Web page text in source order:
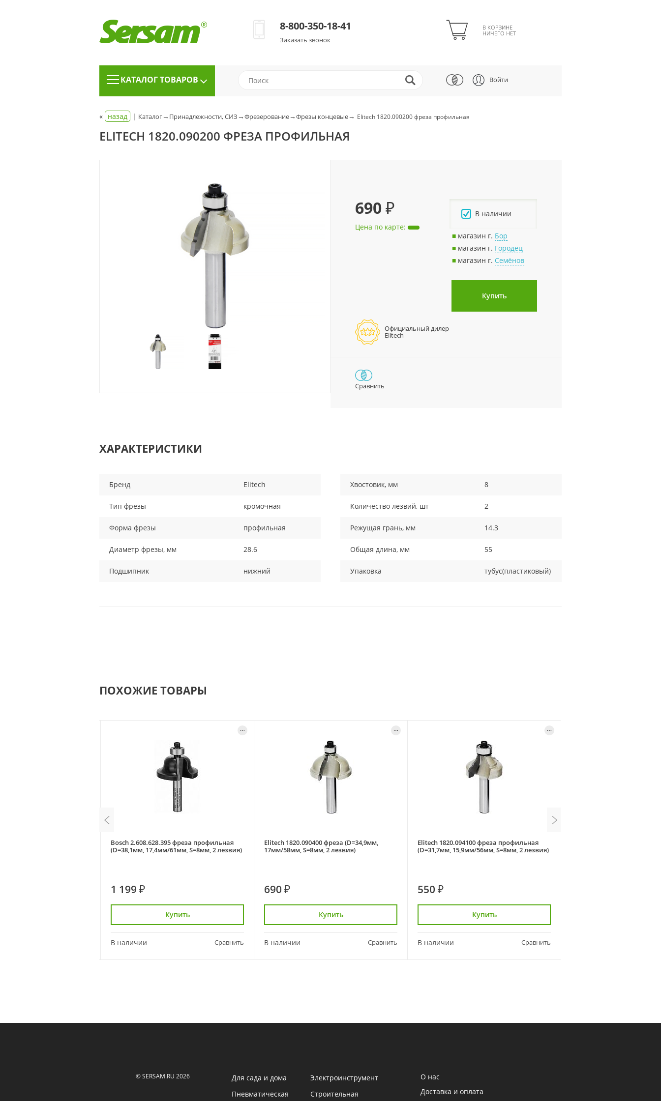
8-800-350-18-41
Заказать звонок
В КОРЗИНЕ
НИЧЕГО НЕТ
КАТАЛОГ ТОВАРОВ Войти
« назад | Каталог→ Принадлежности, СИЗ→Фрезерование→Фрезы концевые→ Elitech 1820.090200 фреза профильная
ELITECH 1820.090200 ФРЕЗА ПРОФИЛЬНАЯ
690 ₽
Цена по карте:
В наличии
■ магазин г. Бор
■ магазин г. Городец
■ магазин г. Семёнов
Купить
Официальный дилер
Elitech
Сравнить
ХАРАКТЕРИСТИКИ
Бренд Elitech
Тип фрезы кромочная
Форма фрезы профильная
Диаметр фрезы, мм 28.6
Подшипник нижний
Хвостовик, мм 8
Количество лезвий, шт 2
Режущая грань, мм 14.3
Общая длина, мм 55
Упаковка тубус(пластиковый)
ПОХОЖИЕ ТОВАРЫ
Bosch 2.608.628.395 фреза профильная
(D=38,1мм, 17,4мм/61мм, S=8мм, 2 лезвия)
1 199 ₽
Купить
В наличии Сравнить
Elitech 1820.090400 фреза (D=34,9мм,
17мм/58мм, S=8мм, 2 лезвия)
690 ₽
Купить
В наличии Сравнить
Elitech 1820.094100 фреза профильная
(D=31,7мм, 15,9мм/56мм, S=8мм, 2 лезвия)
550 ₽
Купить
В наличии Сравнить
© SERSAM.RU 2026 Для сада и дома
Электроинструмент
Пневматическая
Строительная
О нас
Доставка и оплата